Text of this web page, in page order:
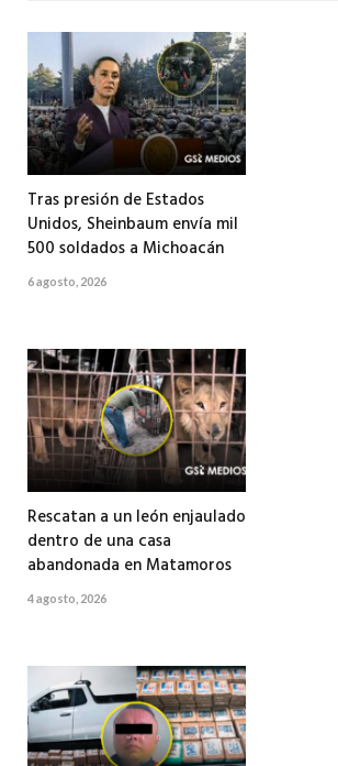
Tras presión de Estados
Unidos, Sheinbaum envía mil
500 soldados a Michoacán
6 agosto, 2026
Rescatan a un león enjaulado
dentro de una casa
abandonada en Matamoros
4 agosto, 2026